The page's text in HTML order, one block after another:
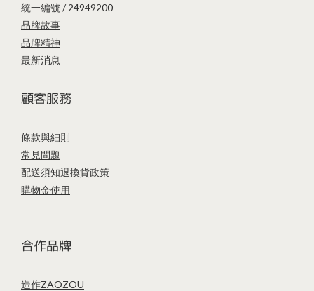
統一編號 / 24949200
品牌故事
品牌精神
最新消息
顧客服務
條款與細則
常見問題
配送須知退換貨政策
購物金使用
合作品牌
造作ZAOZOU